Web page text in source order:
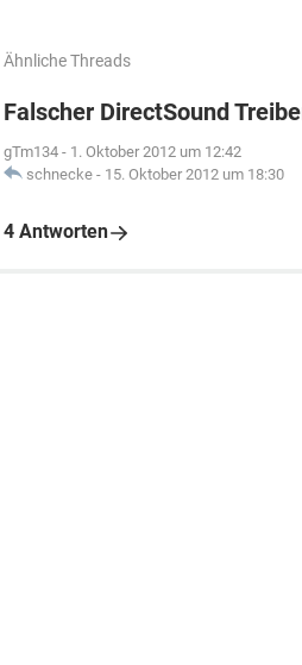
Ähnliche Threads
Falscher DirectSound
gTm134 - 1. Oktober 2012 um 12:42
schnecke - 15. Oktober 2012 um 18:30
4 Antworten